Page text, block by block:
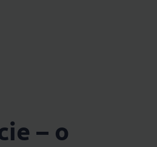
– o